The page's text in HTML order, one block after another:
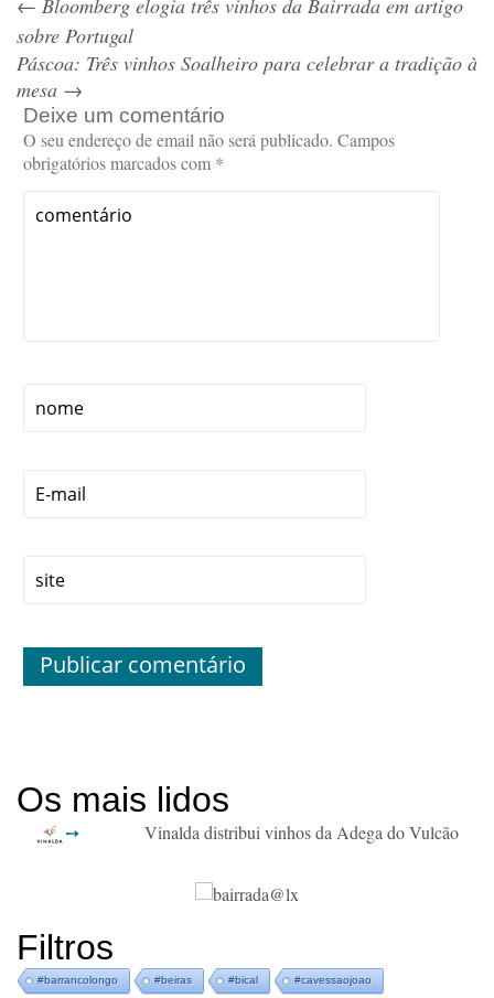
← Bloomberg elogia três vinhos da Bairrada em artigo
sobre Portugal
Páscoa: Três vinhos Soalheiro para celebrar a tradição à
mesa →
Deixe um comentário
O seu endereço de email não será publicado. Campos
obrigatórios marcados com *
Os mais lidos
Vinalda distribui vinhos da Adega do Vulcão
Filtros
#barrancolongo #beiras #bical #cavessaojoao